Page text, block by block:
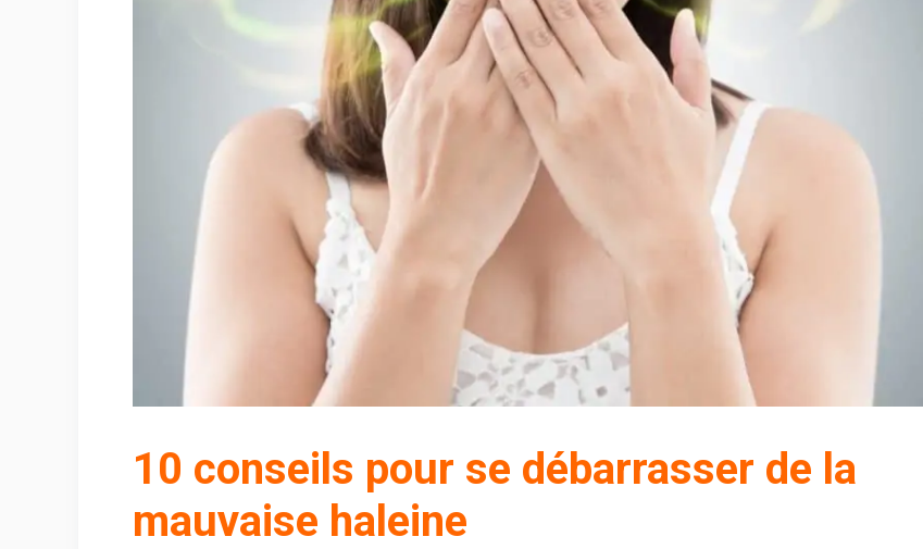
10 conseils pour se débarrasser de la
mauvaise haleine